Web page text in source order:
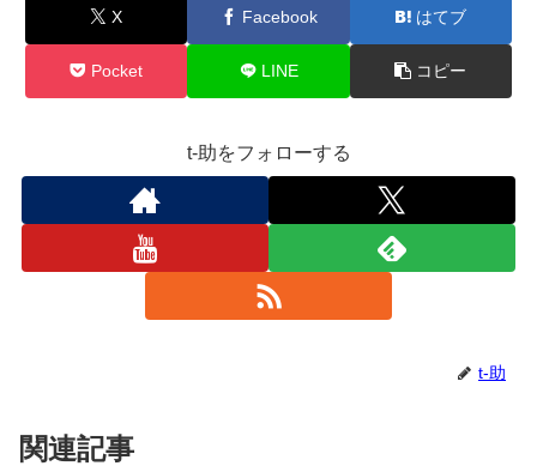
X Facebook はてブ
Pocket LINE コピー
t-助をフォローする
t-助
関連記事